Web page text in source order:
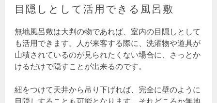
目隠しとして活用できる風呂敷
無地風呂敷は大判の物であれば、室内の目隠しとして
も活用できます。人が来客する際に、洗濯物や道具が
山積されているのが見られたくない場合に、さっとか
けるだけで隠すことが出来るのです。
紐をつけて天井から吊り下げれば、完全に壁のように
目隠しすることも可能となります。それどころか無地